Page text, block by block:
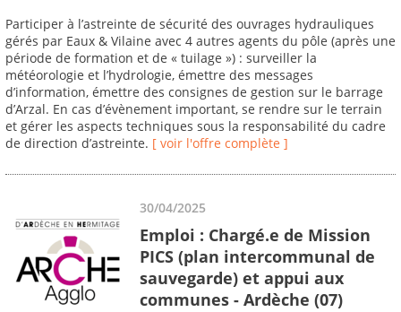
Participer à l’astreinte de sécurité des ouvrages hydrauliques
gérés par Eaux & Vilaine avec 4 autres agents du pôle (après une
période de formation et de « tuilage ») : surveiller la
météorologie et l’hydrologie, émettre des messages
d’information, émettre des consignes de gestion sur le barrage
d’Arzal. En cas d’évènement important, se rendre sur le terrain
et gérer les aspects techniques sous la responsabilité du cadre
de direction d’astreinte. [ voir l'offre complète ]
30/04/2025
Emploi : Chargé.e de Mission
PICS (plan intercommunal de
sauvegarde) et appui aux
communes - Ardèche (07)